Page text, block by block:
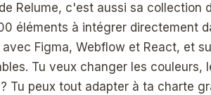
Relume, c'est aussi sa collection
éléments à intégrer directement
Figma, Webflow et React, et
Tu veux changer les couleurs,
Tu peux tout adapter à ta charte